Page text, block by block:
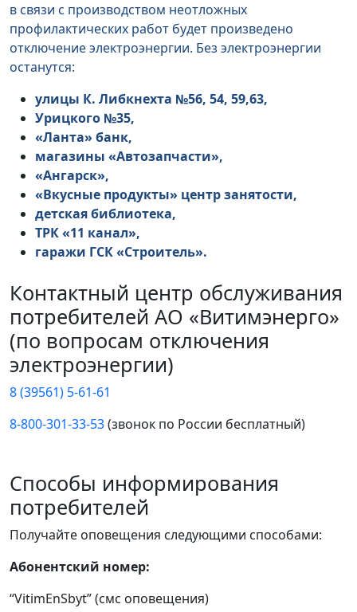
в связи с производством неотложных
профилактических работ будет произведено
отключение электроэнергии. Без электроэнергии
останутся:
улицы К. Либкнехта №56, 54, 59,63,
Урицкого №35,
«Ланта» банк,
магазины «Автозапчасти»,
«Ангарск»,
«Вкусные продукты» центр занятости,
детская библиотека,
ТРК «11 канал»,
гаражи ГСК «Строитель».
Контактный центр обслуживания
потребителей АО «Витимэнерго»
(по вопросам отключения
электроэнергии)
8 (39561) 5-61-61
8-800-301-33-53(звонок по России бесплатный)
Способы информирования
потребителей
Получайте оповещения следующими способами:
Абонентский номер:
“VitimEnSbyt” (смс оповещения)